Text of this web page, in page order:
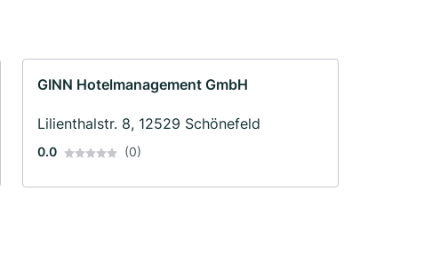
GINN Hotelmanagement GmbH
Lilienthalstr. 8, 12529 Schönefeld
0.0 (0)